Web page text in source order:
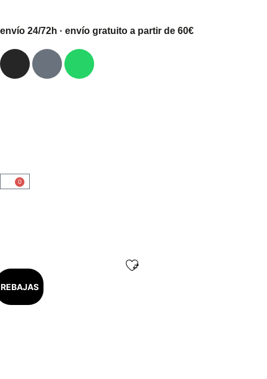
envío 24/72h · envío gratuito a partir de 60€
0
REBAJAS